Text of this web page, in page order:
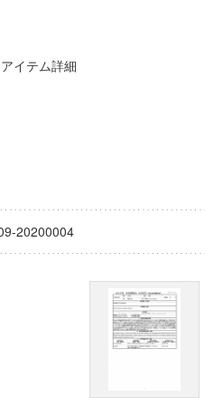
ティテュート
報告書
プログラム「超成熟社会発展のサ
イテム詳細
20200004